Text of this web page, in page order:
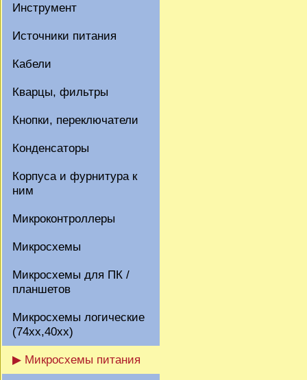
Инструмент
Источники питания
Кабели
Кварцы, фильтры
Кнопки, переключатели
Конденсаторы
Корпуса и фурнитура к
ним
Микроконтроллеры
Микросхемы
Микросхемы для ПК /
планшетов
Микросхемы логические
(74xx,40xx)
▶ Микросхемы питания